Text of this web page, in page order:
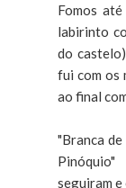
Fomos
labirinto
do
fui com os
ao final
"Branca
seguiram